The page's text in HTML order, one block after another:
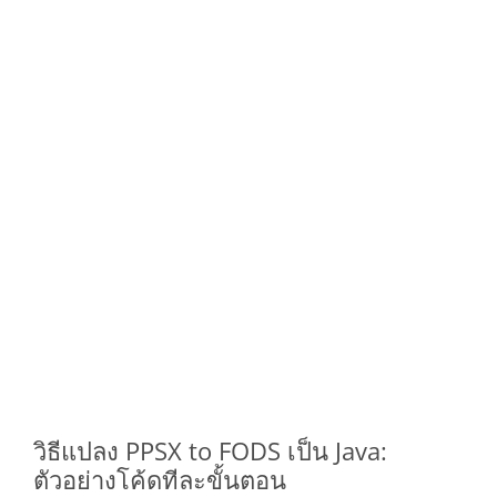
วิธีแปลง PPSX to FODS เป็น Java:
ตัวอย่างโค้ดทีละขั้นตอน